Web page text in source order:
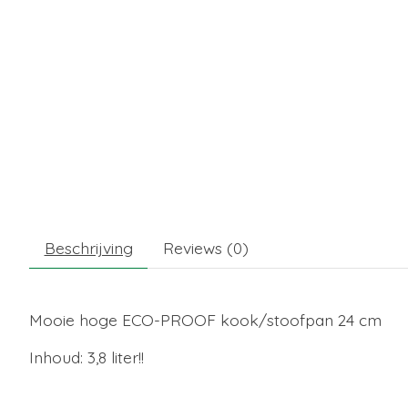
Beschrijving Reviews (0)
Mooie hoge ECO-PROOF kook/stoofpan 24 cm
Inhoud: 3,8 liter!!